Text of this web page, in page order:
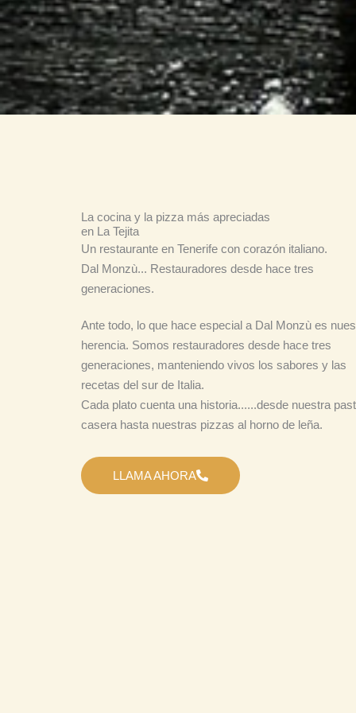
La cocina y la pizza más apreciadas
en La Tejita
Un restaurante en Tenerife con corazón italiano.
Dal Monzù... Restauradores desde hace tres
generaciones.
Ante todo, lo que hace especial a Dal Monzù es
herencia. Somos restauradores desde hace tres
generaciones, manteniendo vivos los sabores y las
recetas del sur de Italia.
Cada plato cuenta una historia......desde nuestra
casera hasta nuestras pizzas al horno de leña.
LLAMA AHORA